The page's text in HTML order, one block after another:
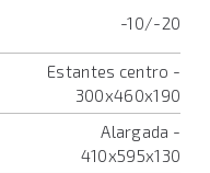
-10/-20
Estantes centro -
300x460x190
Alargada -
410x595x130